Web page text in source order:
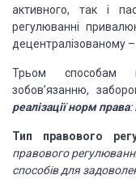
активного, так і
регулюванні
децентралізованому –
Трьом способам
зобов’язанню,
реалізації норм права:
Тип правового
правового
способів для